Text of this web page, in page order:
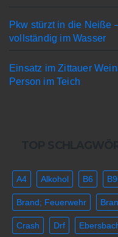
Pkw stürzt in die Neiße
vollständig im Wasser
Einsatz im Zittauer
Person im Teich
A4 Alkohol B6
Brand; Feuerwehr
Crash Drf